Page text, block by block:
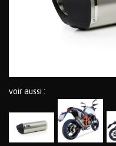
voir aussi :